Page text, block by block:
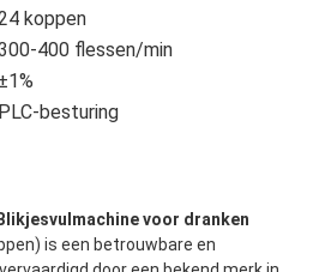
koppen
400 flessen/min
±1%
PLC-besturing
voor dranken
is een betrouwbare en